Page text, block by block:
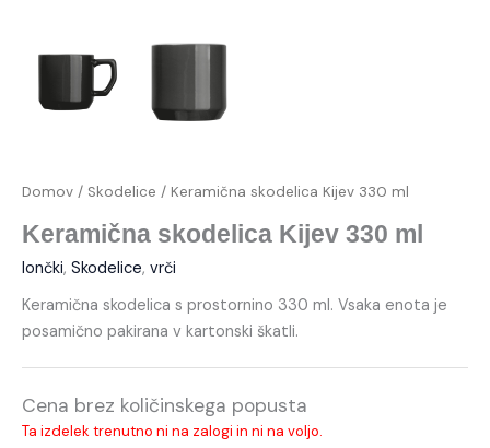
Domov / Skodelice / Keramična skodelica Kijev 330 ml
Keramična skodelica Kijev 330 ml
lončki, Skodelice, vrči
Keramična skodelica s prostornino 330 ml. Vsaka enota je
posamično pakirana v kartonski škatli.
Cena brez količinskega popusta
Ta izdelek trenutno ni na zalogi in ni na voljo.